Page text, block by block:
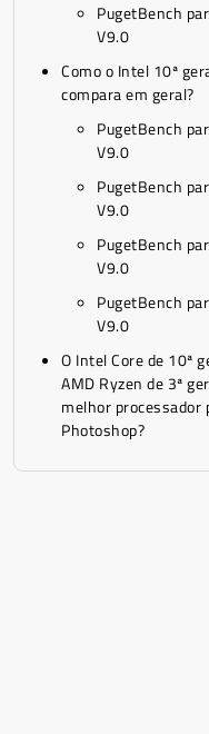
PugetBench
V9.0
Como o Intel 10ª
compara em geral?
PugetBench
V9.0
PugetBench
V9.0
PugetBench
V9.0
PugetBench
V9.0
O Intel Core de 10ª
AMD Ryzen de 3ª
melhor processador
Photoshop?